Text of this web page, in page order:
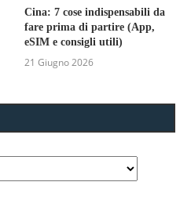
Cina: 7 cose indispensabili da
fare prima di partire (App,
eSIM e consigli utili)
21 Giugno 2026